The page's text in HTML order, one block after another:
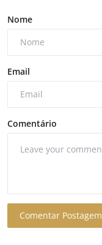
Nome
Email
Comentário
Comentar Postagem